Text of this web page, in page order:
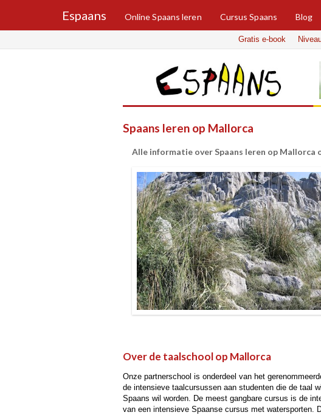
Espaans Online Spaans leren Cursus Spaans Blog
Gratis e-book
Spaans leren op Mallorca
Alle informatie over Spaans leren op Mallorca
Over de taalschool op Mallorca
Onze partnerschool is onderdeel van het
de intensieve taalcursussen aan studenten die de taal
Spaans wil worden. De meest gangbare cursus is de
van een intensieve Spaanse cursus met watersporten.